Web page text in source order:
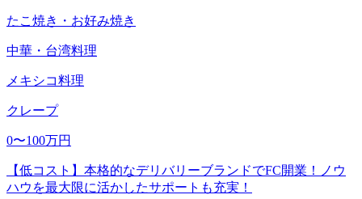
たこ焼き・お好み焼き
中華・台湾料理
メキシコ料理
クレープ
0〜100万円
【低コスト】本格的なデリバリーブランドでFC開業！ノウ
ハウを最大限に活かしたサポートも充実！